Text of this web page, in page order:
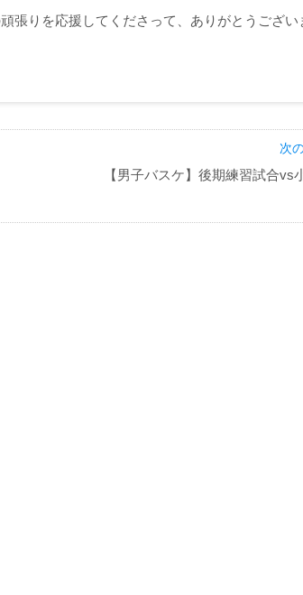
張りを応援してくださって、ありがとうござい
次
【男子バスケ】後期練習試合vs